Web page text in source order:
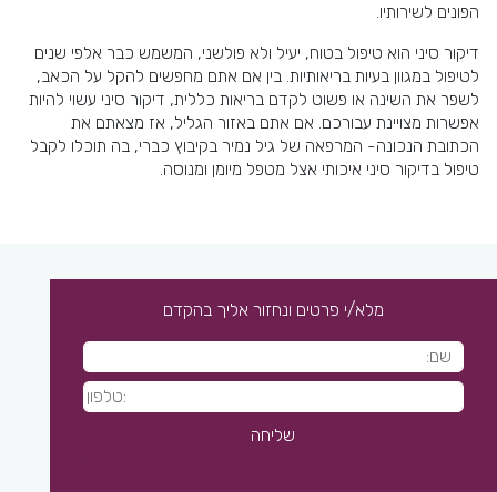
הפונים לשירותיו.
דיקור סיני הוא טיפול בטוח, יעיל ולא פולשני, המשמש כבר אלפי שנים
לטיפול במגוון בעיות בריאותיות. בין אם אתם מחפשים להקל על הכאב,
לשפר את השינה או פשוט לקדם בריאות כללית, דיקור סיני עשוי להיות
אפשרות מצויינת עבורכם. אם אתם באזור הגליל, אז מצאתם את
הכתובת הנכונה- המרפאה של גיל נמיר בקיבוץ כברי, בה תוכלו לקבל
טיפול בדיקור סיני איכותי אצל מטפל מיומן ומנוסה.
מלא/י פרטים ונחזור אליך בהקדם